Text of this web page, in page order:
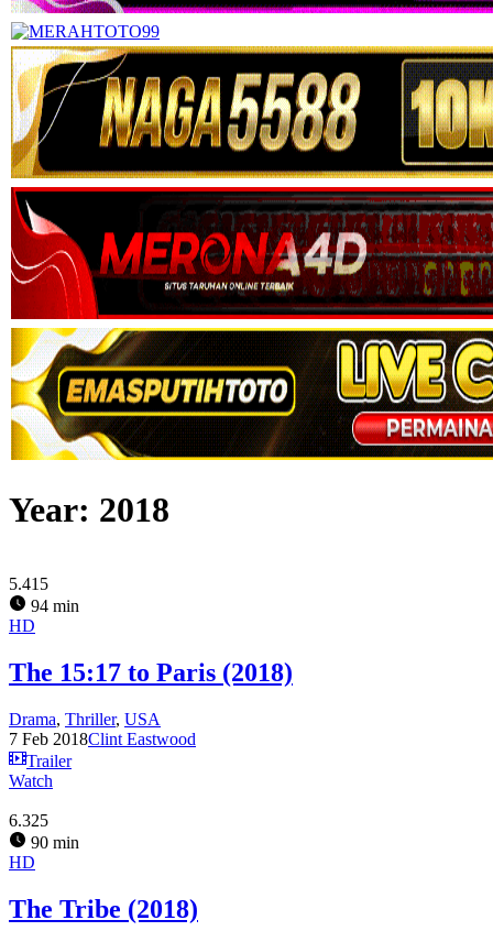
Year: 2018
5.415
94 min
HD
The 15:17 to Paris (2018)
Drama, Thriller, USA
7 Feb 2018Clint Eastwood
Trailer
Watch
6.325
90 min
HD
The Tribe (2018)